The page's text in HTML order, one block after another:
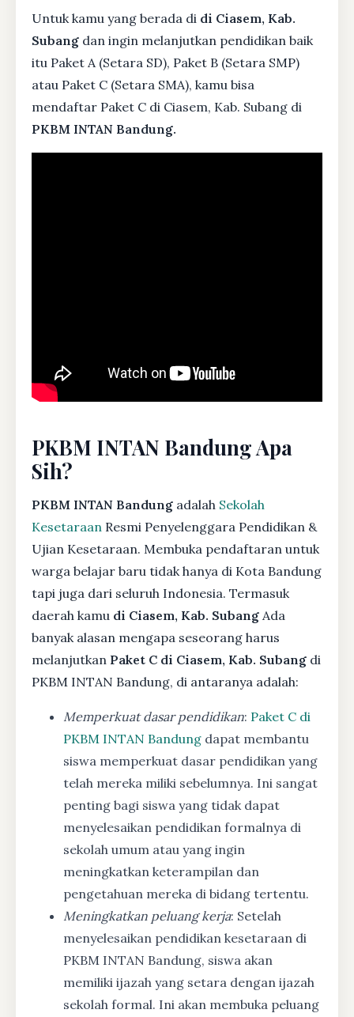
Untuk kamu yang berada di di Ciasem, Kab.
Subang dan ingin melanjutkan pendidikan baik
itu Paket A (Setara SD), Paket B (Setara SMP)
atau Paket C (Setara SMA), kamu bisa
mendaftar Paket C di Ciasem, Kab. Subang di
PKBM INTAN Bandung.
PKBM INTAN Bandung Apa
Sih?
PKBM INTAN Bandung adalah Sekolah
Kesetaraan Resmi Penyelenggara Pendidikan &
Ujian Kesetaraan. Membuka pendaftaran untuk
warga belajar baru tidak hanya di Kota Bandung
tapi juga dari seluruh Indonesia. Termasuk
daerah kamu di Ciasem, Kab. Subang Ada
banyak alasan mengapa seseorang harus
melanjutkan Paket C di Ciasem, Kab. Subang di
PKBM INTAN Bandung, di antaranya adalah:
Memperkuat dasar pendidikan: Paket C di
PKBM INTAN Bandung dapat membantu
siswa memperkuat dasar pendidikan yang
telah mereka miliki sebelumnya. Ini sangat
penting bagi siswa yang tidak dapat
menyelesaikan pendidikan formalnya di
sekolah umum atau yang ingin
meningkatkan keterampilan dan
pengetahuan mereka di bidang tertentu.
Meningkatkan peluang kerja: Setelah
menyelesaikan pendidikan kesetaraan di
PKBM INTAN Bandung, siswa akan
memiliki ijazah yang setara dengan ijazah
sekolah formal. Ini akan membuka peluang